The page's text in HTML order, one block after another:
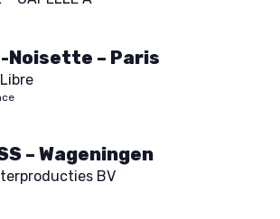
Noisette – Paris
– Wageningen
BV